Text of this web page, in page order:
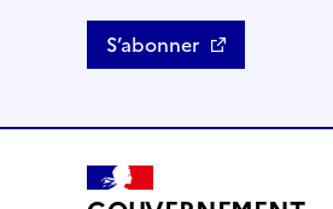
S’abonner